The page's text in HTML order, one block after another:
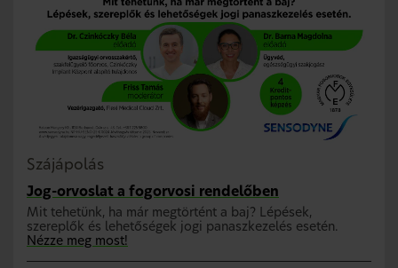
Szájápolás
Jog-orvoslat a fogorvosi rendelőben
Mit tehetünk, ha már megtörtént a baj? Lépések,
szereplők és lehetőségek jogi panaszkezelés esetén.
Nézze meg most!